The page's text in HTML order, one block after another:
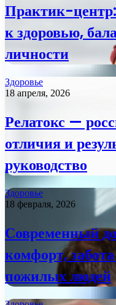
Практик-
к здоровью,
личности
Здоровье
18 апреля, 2026
Релатокс —
отличия и
руководство
Здоровье
18 февраля, 2026
Современный
комфорт,
пожилых людей